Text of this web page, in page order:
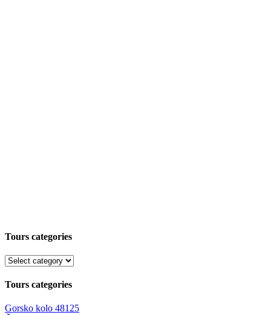
Tours categories
Tours categories
Gorsko kolo 48125